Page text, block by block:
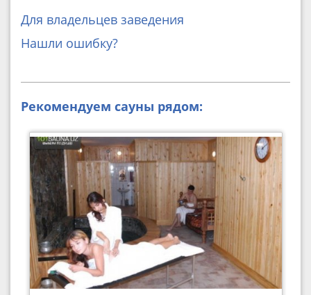
Для владельцев заведения
Нашли ошибку?
Рекомендуем сауны рядом: